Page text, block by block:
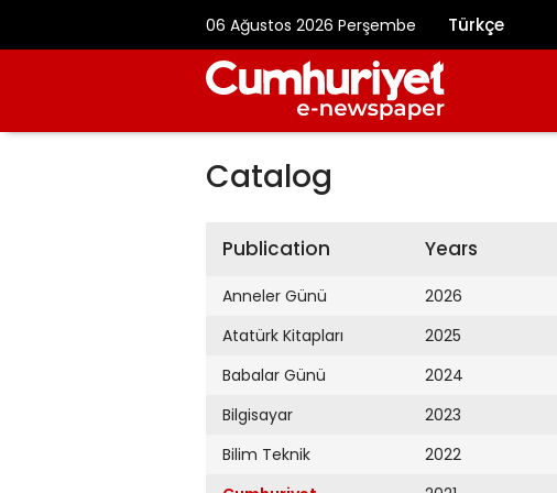
06 Ağustos 2026 Perşembe Türkçe
Catalog
Publication
Anneler Günü
Atatürk Kitapları
Babalar Günü
Bilgisayar
Bilim Teknik
Years
2026
2025
2024
2023
2022